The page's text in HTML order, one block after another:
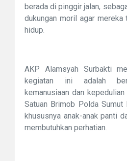
berada di pinggir jalan,
dukungan moril agar mereka
hidup.
AKP Alamsyah Surbakti
kegiatan ini adalah
kemanusiaan dan
Satuan Brimob Polda Sumut
khususnya anak-anak panti
membutuhkan perhatian.